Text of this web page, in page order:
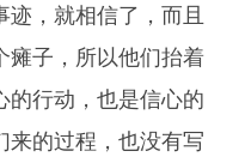
，就相信了，而且
瘫子，所以他们抬着
的行动，也是信心的
来的过程，也没有写